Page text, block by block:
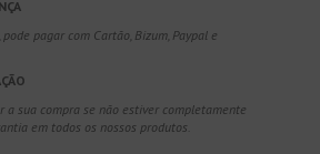
pagar com Cartão, Bizum, Paypal e
a sua compra se não estiver completamente
em todos os nossos produtos.